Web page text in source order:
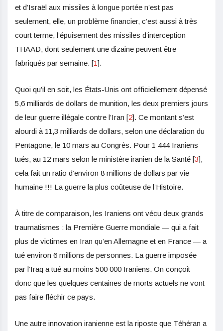
et d’Israël aux missiles à longue portée n’est pas
seulement, elle, un problème financier, c’est aussi à très
court terme, l’épuisement des missiles d’interception
THAAD, dont seulement une dizaine peuvent être
fabriqués par semaine. [1].
Quoi qu’il en soit, les États-Unis ont officiellement dépensé
5,6 milliards de dollars de munition, les deux premiers jours
de leur guerre illégale contre l’Iran [2]. Ce montant s’est
alourdi à 11,3 milliards de dollars, selon une déclaration du
Pentagone, le 10 mars au Congrès. Pour 1 444 Iraniens
tués, au 12 mars selon le ministère iranien de la Santé [3],
cela fait un ratio d’environ 8 millions de dollars par vie
humaine !!! La guerre la plus coûteuse de l’Histoire.
À titre de comparaison, les Iraniens ont vécu deux grands
traumatismes : la Première Guerre mondiale — qui a fait
plus de victimes en Iran qu’en Allemagne et en France — a
tué environ 6 millions de personnes. La guerre imposée
par l’Iraq a tué au moins 500 000 Iraniens. On conçoit
donc que les quelques centaines de morts actuels ne vont
pas faire fléchir ce pays.
Une autre innovation iranienne est la riposte que Téhéran a